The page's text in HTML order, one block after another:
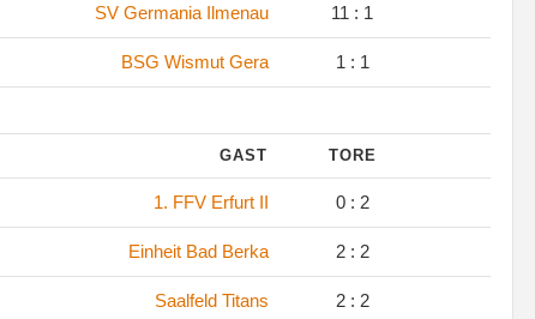
SV Germania Ilmenau 11 : 1
BSG Wismut Gera 1 : 1
GAST TORE
1. FFV Erfurt II 0 : 2
Einheit Bad Berka 2 : 2
Saalfeld Titans 2 : 2